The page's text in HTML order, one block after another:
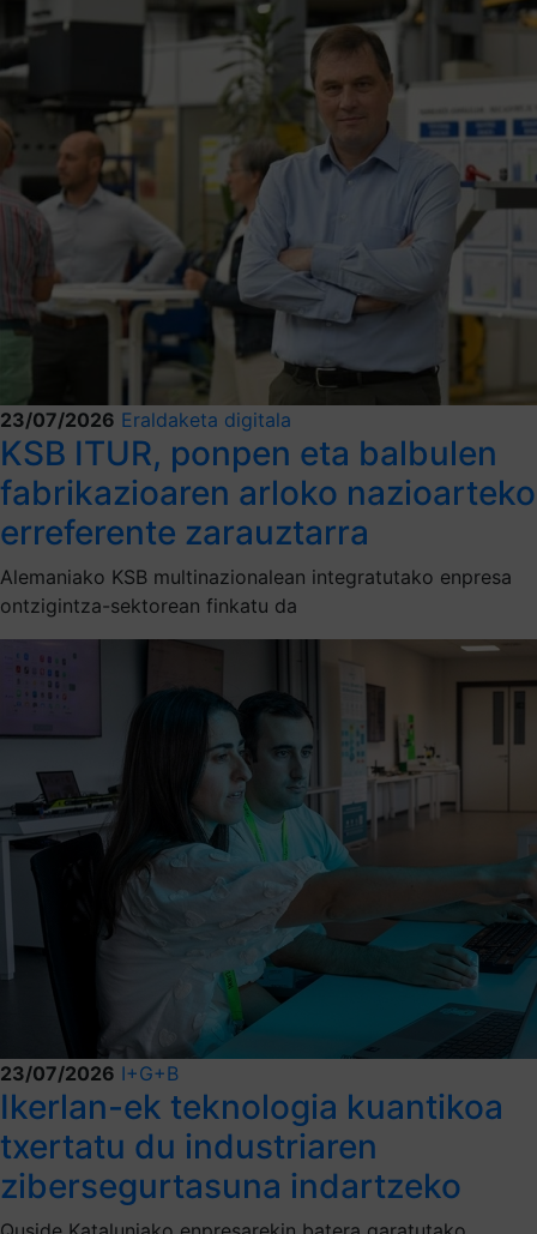
23/07/2026 Eraldaketa digitala
KSB ITUR, ponpen eta balbulen
fabrikazioaren arloko nazioarteko
erreferente zarauztarra
Alemaniako KSB multinazionalean integratutako enpresa
ontzigintza-sektorean finkatu da
23/07/2026 I+G+B
Ikerlan-ek teknologia kuantikoa
txertatu du industriaren
zibersegurtasuna indartzeko